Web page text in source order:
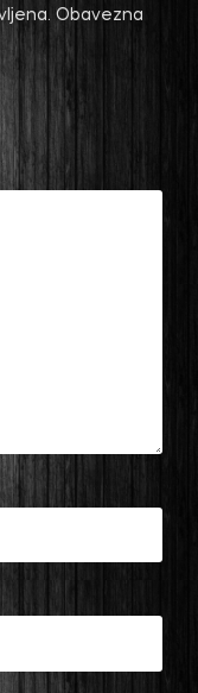
Obavezna